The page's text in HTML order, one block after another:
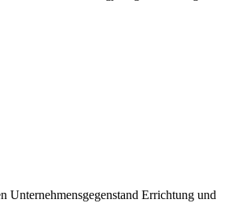
Errichtung und